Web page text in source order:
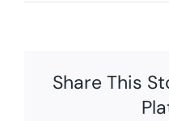
Share This